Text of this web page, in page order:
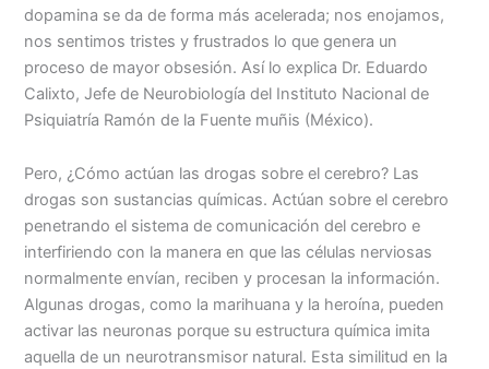
dopamina se da de forma más acelerada; nos enojamos,
nos sentimos tristes y frustrados lo que genera un
proceso de mayor obsesión. Así lo explica Dr. Eduardo
Calixto, Jefe de Neurobiología del Instituto Nacional de
Psiquiatría Ramón de la Fuente muñis (México).
Pero, ¿Cómo actúan las drogas sobre el cerebro? Las
drogas son sustancias químicas. Actúan sobre el cerebro
penetrando el sistema de comunicación del cerebro e
interfiriendo con la manera en que las células nerviosas
normalmente envían, reciben y procesan la información.
Algunas drogas, como la marihuana y la heroína, pueden
activar las neuronas porque su estructura química imita
aquella de un neurotransmisor natural. Esta similitud en la